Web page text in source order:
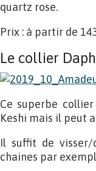
quartz rose.
Prix : à partir de
Le collier
Ce superbe
Keshi mais il peut
Il suffit de visser/
chaines par